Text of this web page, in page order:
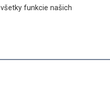
funkcie našich